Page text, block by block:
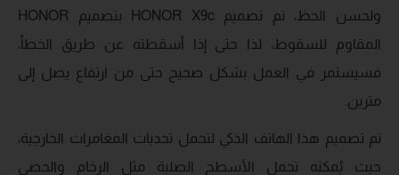
ولحسن الحظ، تم تصميم HONOR X9c بتصميم HONOR
المقاوم للسقوط، لذا حتى إذا أسقطته عن طريق الخطأ،
فسيستمر في العمل بشكل صحيح حتى من ارتفاع يصل إلى
مترين.
تم تصميم هذا الهاتف الذكي لتحمل تحديات المغامرات الخارجية،
حيث يُمكنه تحمل الأسطح الصلبة مثل الرخام والحصى